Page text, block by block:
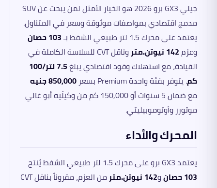
جيلي GX3 برو 2026 هو الخيار الأمثل لمن يبحث عن SUV
مدمج اقتصادي بمواصفات موثوقة وسعر في المتناول.
يعتمد على محرك 1.5 لتر طبيعي الشفط بـ
103 حصان
وعزم142 نيوتن.متر
وناقل CVT للسلاسة الكاملة في
القيادة، مع استهلاك وقود اقتصادي يبلغ
7.5 لتر/100
كم. يتوفر بفئة واحدة Premium بسعر
850,000 جنيه
مع ضمان 5 سنوات أو 150,000 كم من وكيلَيه أبو غالي
موتورز وأوتوموبيليتي.
المحرك والأداء
يعتمد GX3 برو على محرك 1.5 لتر طبيعي الشفط يُنتج
103 حصان
و142 نيوتن.متر
من العزم، مقروناً بناقل CVT